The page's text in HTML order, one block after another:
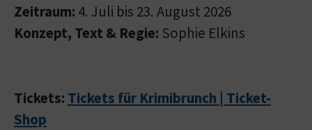
Zeitraum: 4. Juli bis 23. August 2026
Konzept, Text & Regie: Sophie Elkins
Tickets: Tickets für Krimibrunch | Ticket-
Shop